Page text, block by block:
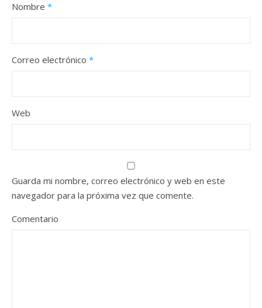
Nombre *
Correo electrónico *
Web
Guarda mi nombre, correo electrónico y web en este
navegador para la próxima vez que comente.
Comentario